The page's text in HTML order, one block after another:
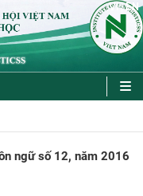
VI|EN
ngữ số 12, năm 2016